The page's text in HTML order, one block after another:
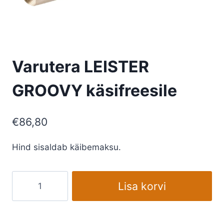
Varutera LEISTER
GROOVY käsifreesile
€86,80
Hind sisaldab käibemaksu.
LEISTER
GROOVY
Lisa korvi